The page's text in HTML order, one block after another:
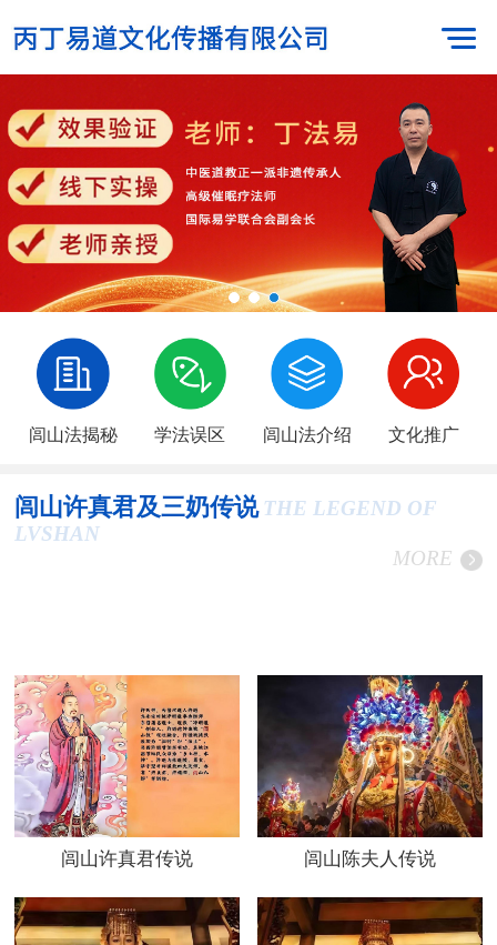
闾山法揭秘 学法误区 闾山法介绍 文化推广
闾山许真君及三奶传说 THE LEGEND OF
LVSHAN
MORE
闾山许真君传说 闾山陈夫人传说